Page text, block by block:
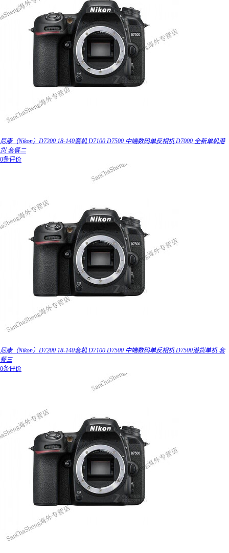
尼康（Nikon）D7200 18-140套机 D7100 D7500 中端数码单反相机 D7000 全新单机港
货 套餐二
0条评价
尼康（Nikon）D7200 18-140套机 D7100 D7500 中端数码单反相机 D7500港货单机 套
餐三
0条评价